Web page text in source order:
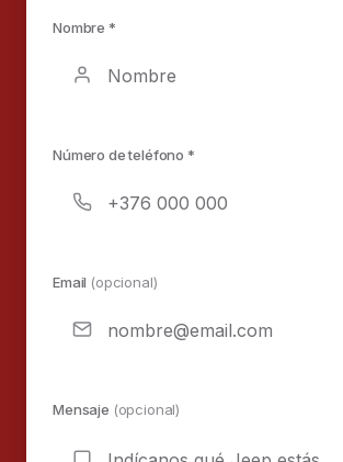
Nombre *
Número de teléfono *
Email (opcional)
Mensaje (opcional)